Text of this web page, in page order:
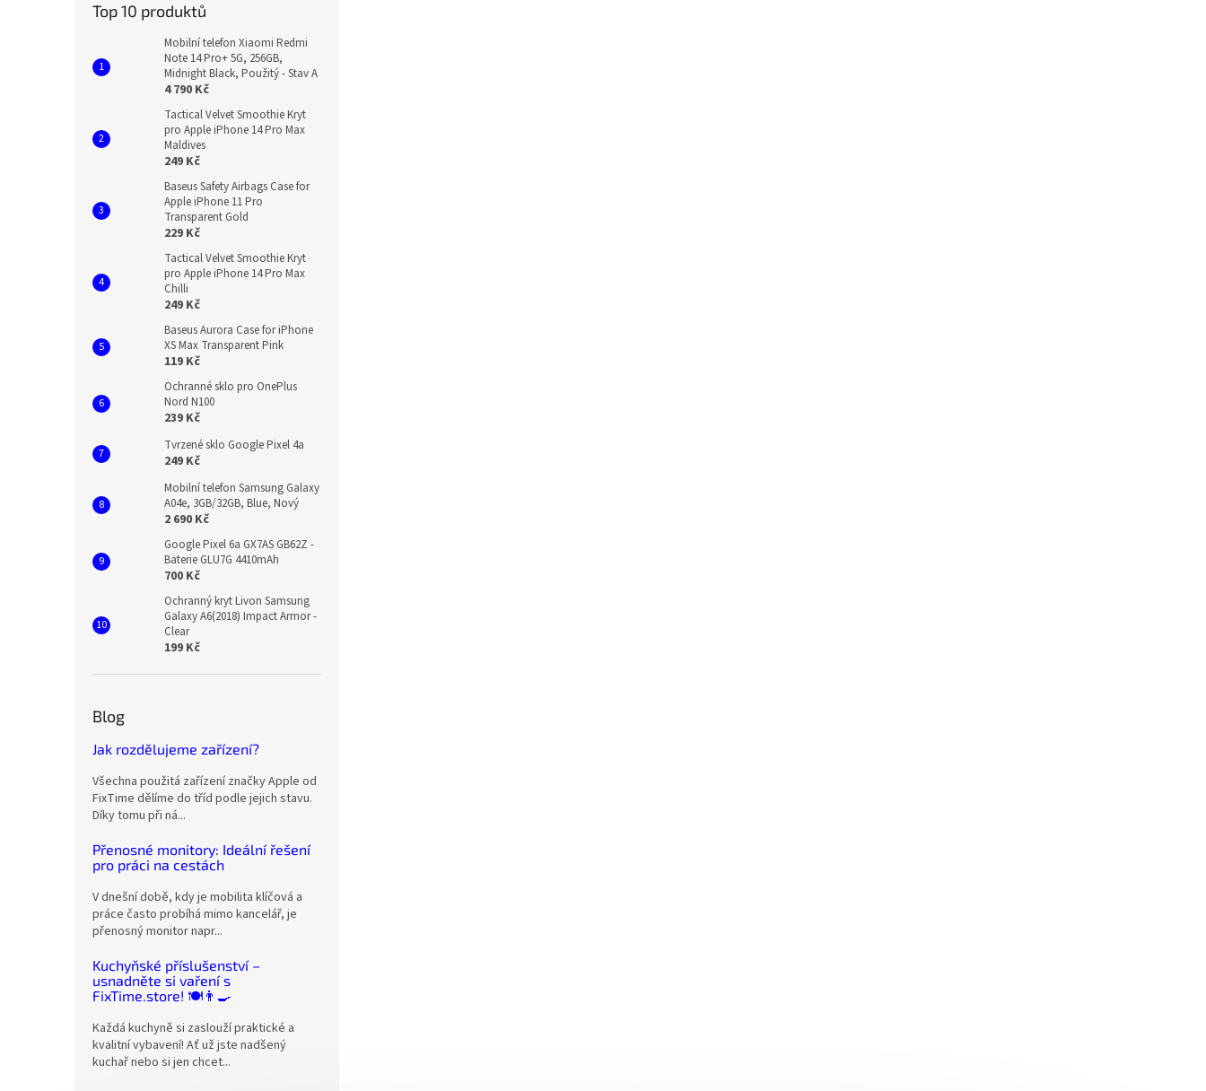
Top 10 produktů
Mobilní telefon Xiaomi Redmi
Note 14 Pro+ 5G, 256GB,
Midnight Black, Použitý - Stav A
4 790 Kč
Tactical Velvet Smoothie Kryt
pro Apple iPhone 14 Pro Max
Maldives
249 Kč
Baseus Safety Airbags Case for
Apple iPhone 11 Pro
Transparent Gold
229 Kč
Tactical Velvet Smoothie Kryt
pro Apple iPhone 14 Pro Max
Chilli
249 Kč
Baseus Aurora Case for iPhone
XS Max Transparent Pink
119 Kč
Ochranné sklo pro OnePlus
Nord N100
239 Kč
Tvrzené sklo Google Pixel 4a
249 Kč
Mobilní telefon Samsung Galaxy
A04e, 3GB/32GB, Blue, Nový
2 690 Kč
Google Pixel 6a GX7AS GB62Z -
Baterie GLU7G 4410mAh
700 Kč
Ochranný kryt Livon Samsung
Galaxy A6(2018) Impact Armor -
Clear
199 Kč
Blog
Jak rozdělujeme zařízení?
Všechna použitá zařízení značky Apple od
FixTime dělíme do tříd podle jejich stavu.
Díky tomu při ná...
Přenosné monitory: Ideální řešení
pro práci na cestách
V dnešní době, kdy je mobilita klíčová a
práce často probíhá mimo kancelář, je
přenosný monitor napr...
Kuchyňské příslušenství –
usnadněte si vaření s
FixTime.store! 🍽️👨‍🍳
Každá kuchyně si zaslouží praktické a
kvalitní vybavení! Ať už jste nadšený
kuchař nebo si jen chcet...